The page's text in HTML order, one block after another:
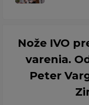
Nože IVO
varenia.
Peter